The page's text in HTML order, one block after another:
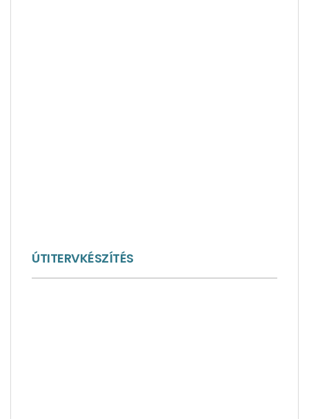
ÚTITERVKÉSZÍTÉS